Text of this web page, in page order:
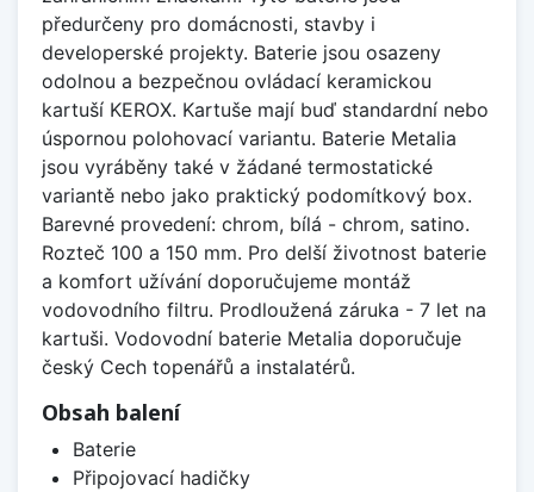
předurčeny pro domácnosti, stavby i
developerské projekty. Baterie jsou osazeny
odolnou a bezpečnou ovládací keramickou
kartuší KEROX. Kartuše mají buď standardní nebo
úspornou polohovací variantu. Baterie Metalia
jsou vyráběny také v žádané termostatické
variantě nebo jako praktický podomítkový box.
Barevné provedení: chrom, bílá - chrom, satino.
Rozteč 100 a 150 mm. Pro delší životnost baterie
a komfort užívání doporučujeme montáž
vodovodního filtru. Prodloužená záruka - 7 let na
kartuši. Vodovodní baterie Metalia doporučuje
český Cech topenářů a instalatérů.
Obsah balení
Baterie
Připojovací hadičky